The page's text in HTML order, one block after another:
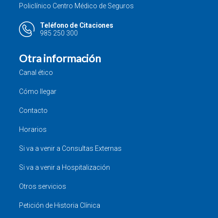
Policlínico Centro Médico de Seguros
Teléfono de Citaciones
985 250 300
Otra información
Canal ético
Cómo llegar
Contacto
Horarios
Si va a venir a Consultas Externas
Si va a venir a Hospitalización
Otros servicios
Petición de Historia Clínica